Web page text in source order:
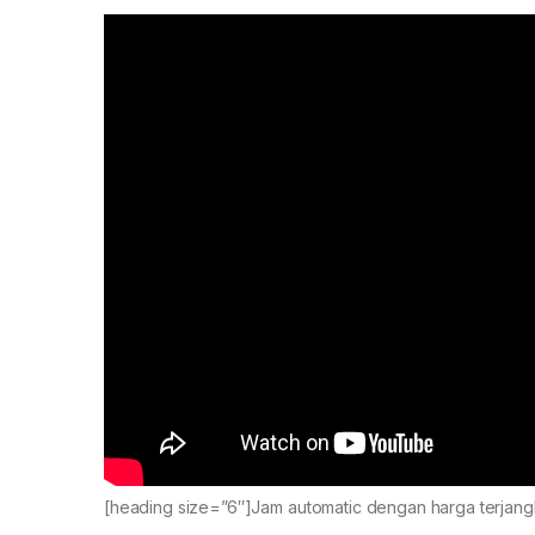
[heading size=”6″]Jam automatic dengan harga